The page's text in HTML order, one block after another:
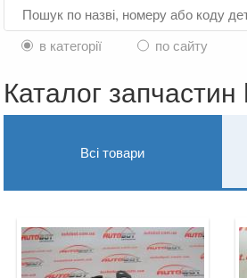
в категорії по сайту
Каталог
Всі товари